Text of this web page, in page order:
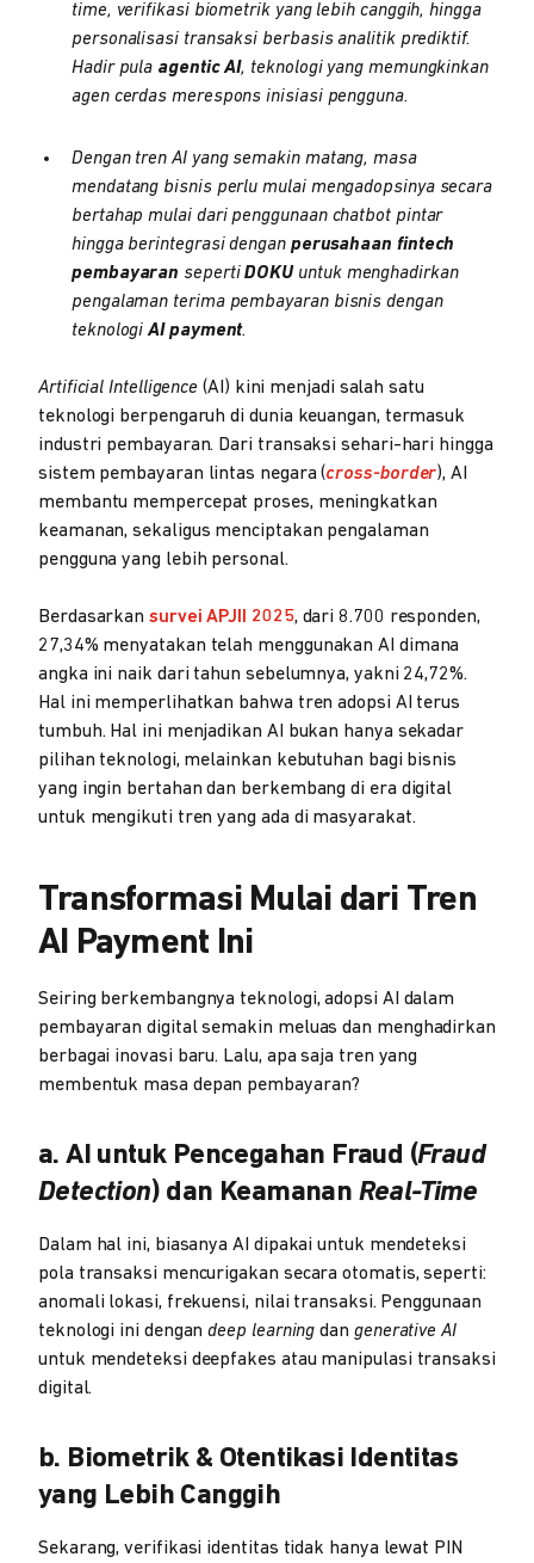
time, verifikasi biometrik yang lebih canggih, hingga
personalisasi transaksi berbasis analitik prediktif.
Hadir pula agentic AI, teknologi yang memungkinkan
agen cerdas merespons inisiasi pengguna.
Dengan tren AI yang semakin matang, masa
mendatang bisnis perlu mulai mengadopsinya secara
bertahap mulai dari penggunaan chatbot pintar
hingga berintegrasi dengan perusahaan fintech
pembayaran sepertiDOKU untuk menghadirkan
pengalaman terima pembayaran bisnis dengan
teknologiAI payment.
Artificial Intelligence (AI) kini menjadi salah satu
teknologi berpengaruh di dunia keuangan, termasuk
industri pembayaran. Dari transaksi sehari-hari hingga
sistem pembayaran lintas negara (cross-border), AI
membantu mempercepat proses, meningkatkan
keamanan, sekaligus menciptakan pengalaman
pengguna yang lebih personal.
Berdasarkansurvei APJII 2025, dari 8.700 responden,
27,34% menyatakan telah menggunakan AI dimana
angka ini naik dari tahun sebelumnya, yakni 24,72%.
Hal ini memperlihatkan bahwa tren adopsi AI terus
tumbuh. Hal ini menjadikan AI bukan hanya sekadar
pilihan teknologi, melainkan kebutuhan bagi bisnis
yang ingin bertahan dan berkembang di era digital
untuk mengikuti tren yang ada di masyarakat.
Transformasi Mulai dari Tren
AI Payment Ini
Seiring berkembangnya teknologi, adopsi AI dalam
pembayaran digital semakin meluas dan menghadirkan
berbagai inovasi baru. Lalu, apa saja tren yang
membentuk masa depan pembayaran?
a. AI untuk Pencegahan Fraud (Fraud
Detection) dan Keamanan Real-Time
Dalam hal ini, biasanya AI dipakai untuk mendeteksi
pola transaksi mencurigakan secara otomatis, seperti:
anomali lokasi, frekuensi, nilai transaksi. Penggunaan
teknologi ini dengandeep learning dan generative AI
untuk mendeteksi deepfakes atau manipulasi transaksi
digital.
b. Biometrik & Otentikasi Identitas
yang Lebih Canggih
Sekarang, verifikasi identitas tidak hanya lewat PIN